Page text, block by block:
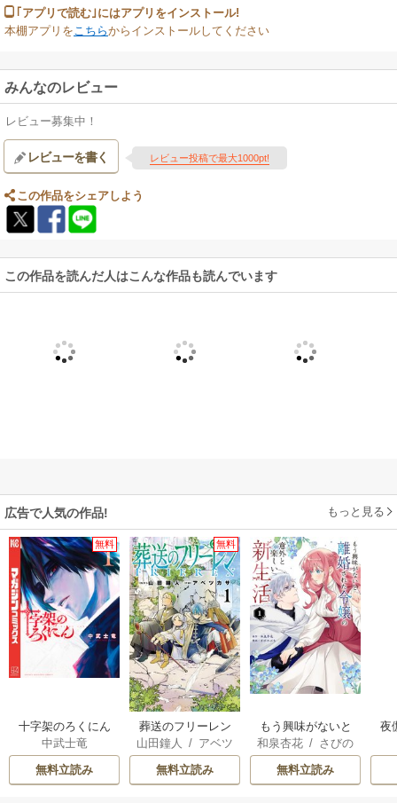
｢アプリで読む｣にはアプリをインストール!
本棚アプリを こちらからインストールしてください
みんなのレビュー
レビュー募集中！
レビューを書く レビュー投稿で最大1000pt!
この作品をシェアしよう
この作品を読んだ人はこんな作品も読んでいます
広告で人気の作品! もっと見る
無料
十字架のろくにん
中武士竜
無料立読み
無料
葬送のフリーレン
山田鐘人
/ アベツ
カサ
無料立読み
もう興味がないと
離婚された令嬢の
意外と楽しい新生
活
和泉杏花 / さびの
ぶち
無料立読み
夜